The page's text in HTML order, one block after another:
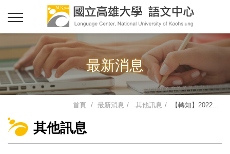
最新消息
首頁 最新消息 其他訊息 【轉知】2022...
其他訊息